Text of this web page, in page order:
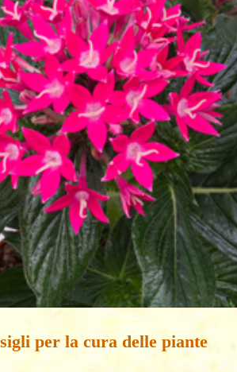
per la cura delle piante